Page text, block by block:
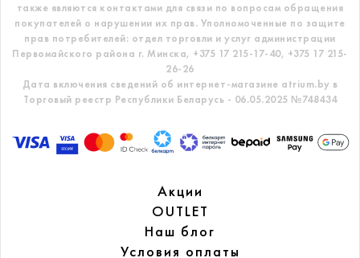
также являются контактами для связи по вопросам обращения
покупателей о нарушении их прав. Уполномоченные по защите
прав потребителей: отдел торговли и услуг администрации
Первомайского района г. Минска, +375 17 215-17-40, +375 17 215-
26-26
Дата включения сведений об интернет-магазине atrium.by в
Торговый реестр Республики Беларусь - 06.05.2025 №748434
Акции
OUTLET
Наш блог
Условия оплаты